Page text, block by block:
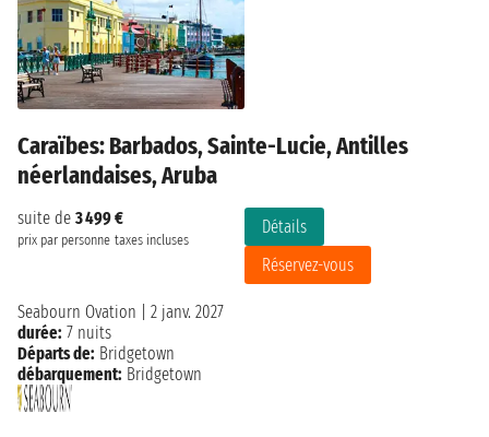
Caraïbes: Barbados, Sainte-Lucie, Antilles
néerlandaises, Aruba
suite de 3 499 €
prix par personne taxes incluses
Détails
Réservez-vous
Seabourn Ovation
2 janv. 2027
durée: 7 nuits
Départs de: Bridgetown
débarquement: Bridgetown